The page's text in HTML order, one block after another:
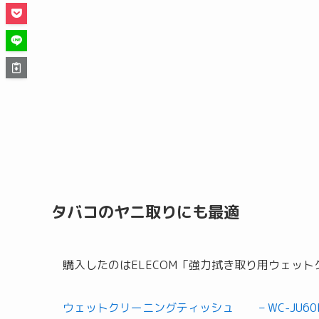
タバコのヤニ取りにも最適
購入したのはELECOM「強力拭き取り用ウェット
ウェットクリーニングティッシュ – WC-